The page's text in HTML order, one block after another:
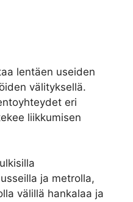
lentäen useiden
välityksellä.
eri
liikkumisen
ja metrolla,
välillä hankalaa ja